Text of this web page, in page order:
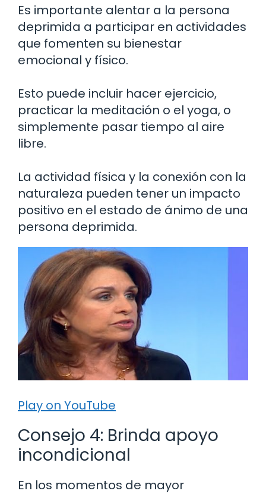
Es importante alentar a la persona
deprimida a participar en actividades
que fomenten su bienestar
emocional y físico.
Esto puede incluir hacer ejercicio,
practicar la meditación o el yoga, o
simplemente pasar tiempo al aire
libre.
La actividad física y la conexión con la
naturaleza pueden tener un impacto
positivo en el estado de ánimo de una
persona deprimida.
Play on YouTube
Consejo 4: Brinda apoyo
incondicional
En los momentos de mayor